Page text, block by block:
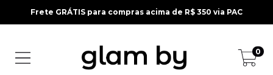
Frete GRÁTIS para compras acima de R$ 350 via PAC
0